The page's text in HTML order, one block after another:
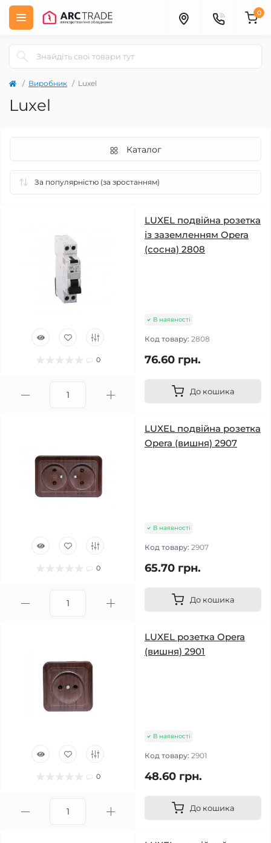
0
Виробник Luxel
Luxel
Каталог
0
LUXEL подвійна розетка
із заземленням Opera
(сосна) 2808
В наявності
Код товару: 2808
76.60 грн.
До кошика
0
LUXEL подвійна розетка
Opera (вишня) 2907
В наявності
Код товару: 2907
65.70 грн.
До кошика
0
LUXEL розетка Opera
(вишня) 2901
В наявності
Код товару: 2901
48.60 грн.
До кошика